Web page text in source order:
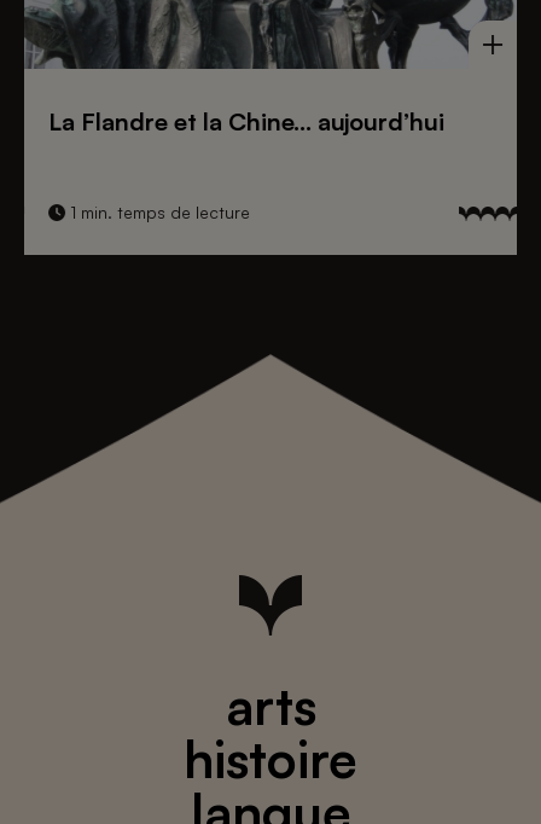
La Flandre et la Chine… aujourd’hui
1 min. temps de lecture
arts
histoire